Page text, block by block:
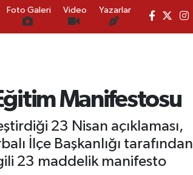
Foto Galeri Video Yazarlar
Manifestosu
23 Nisan açıklaması,
İlçe Başkanlığı tarafından
23 maddelik manifesto